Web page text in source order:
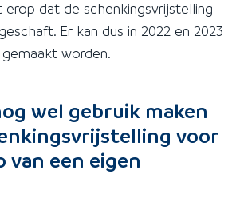
erop dat de schenkingsvrijstelling
Er kan dus in 2022 en 2023
worden.
wel gebruik maken
voor
van een eigen